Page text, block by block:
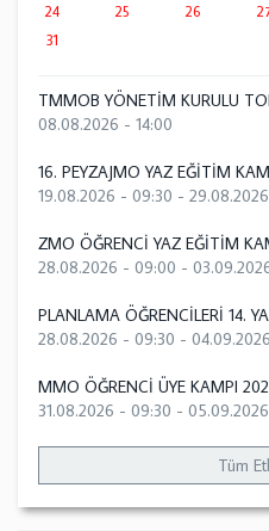
24
25 26
31
TMMOB YÖNETİM KURULU
08.08.2026 - 14:00
16. PEYZAJMO YAZ EĞİTİM
19.08.2026 - 09:30 -
ZMO ÖĞRENCİ YAZ EĞİTİM
28.08.2026 - 09:00 -
PLANLAMA ÖĞRENCİLERİ 14.
28.08.2026 - 09:30 -
MMO ÖĞRENCİ ÜYE KAMPI
31.08.2026 - 09:30 -
Tüm